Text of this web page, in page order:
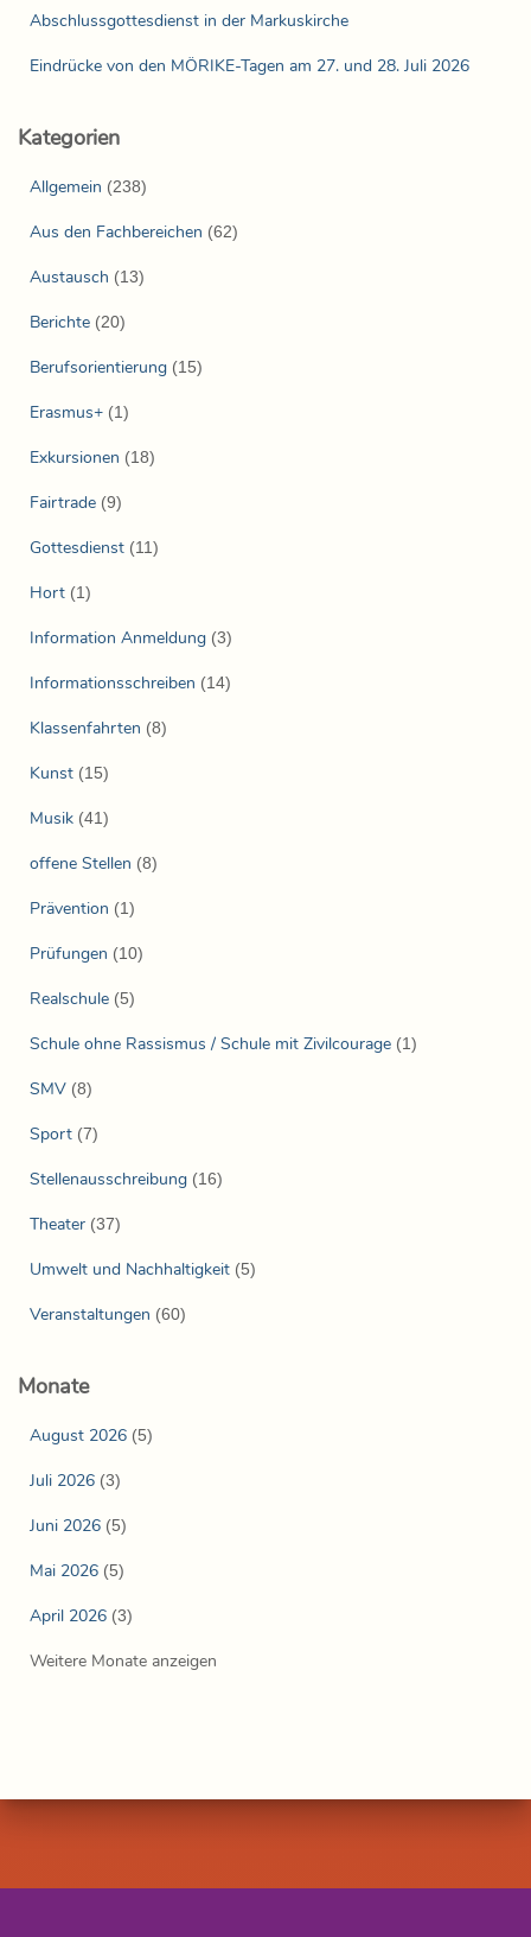
Abschlussgottesdienst in der Markuskirche
Eindrücke von den MÖRIKE-Tagen am 27. und 28. Juli 2026
Kategorien
Allgemein (238)
Aus den Fachbereichen (62)
Austausch (13)
Berichte (20)
Berufsorientierung (15)
Erasmus+ (1)
Exkursionen (18)
Fairtrade (9)
Gottesdienst (11)
Hort (1)
Information Anmeldung (3)
Informationsschreiben (14)
Klassenfahrten (8)
Kunst (15)
Musik (41)
offene Stellen (8)
Prävention (1)
Prüfungen (10)
Realschule (5)
Schule ohne Rassismus / Schule mit Zivilcourage (1)
SMV (8)
Sport (7)
Stellenausschreibung (16)
Theater (37)
Umwelt und Nachhaltigkeit (5)
Veranstaltungen (60)
Monate
August 2026 (5)
Juli 2026 (3)
Juni 2026 (5)
Mai 2026 (5)
April 2026 (3)
Weitere Monate anzeigen